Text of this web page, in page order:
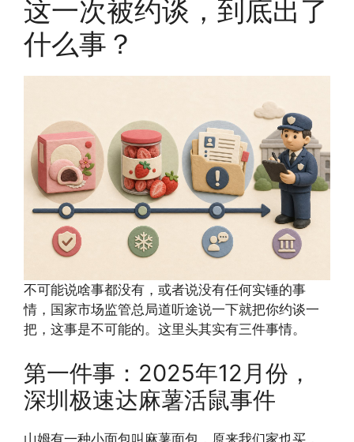
这一次被约谈，到底出了
什么事？
不可能说啥事都没有，或者说没有任何实锤的事
情，国家市场监管总局道听途说一下就把你约谈一
把，这事是不可能的。这里头其实有三件事情。
第一件事：2025年12月份，
深圳极速达麻薯活鼠事件
山姆有一种小面包叫麻薯面包，原来我们家也买，